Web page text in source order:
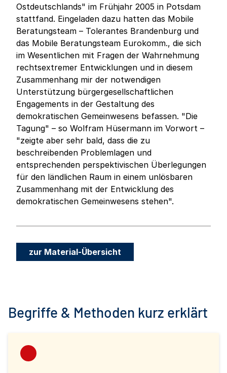
Ostdeutschlands" im Frühjahr 2005 in Potsdam
stattfand. Eingeladen dazu hatten das Mobile
Beratungsteam – Tolerantes Brandenburg und
das Mobile Beratungsteam Eurokomm., die sich
im Wesentlichen mit Fragen der Wahrnehmung
rechtsextremer Entwicklungen und in diesem
Zusammenhang mir der notwendigen
Unterstützung bürgergesellschaftlichen
Engagements in der Gestaltung des
demokratischen Gemeinwesens befassen. "Die
Tagung" – so Wolfram Hüsermann im Vorwort –
"zeigte aber sehr bald, dass die zu
beschreibenden Problemlagen und
entsprechenden perspektivischen Überlegungen
für den ländlichen Raum in einem unlösbaren
Zusammenhang mit der Entwicklung des
demokratischen Gemeinwesens stehen".
zur Material-Übersicht
Begriffe & Methoden kurz erklärt